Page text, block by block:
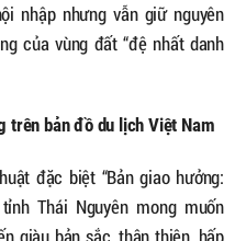
nhập nhưng vẫn giữ nguyên
của vùng đất “đệ nhất danh
trên bản đồ du lịch Việt Nam
đặc biệt “Bản giao hưởng:
Thái Nguyên mong muốn